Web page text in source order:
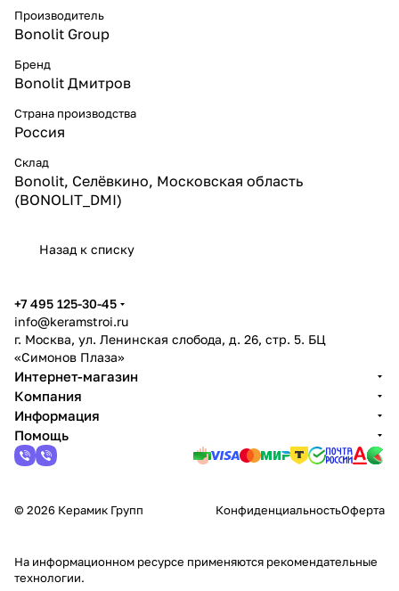
Производитель
Bonolit Group
Бренд
Bonolit Дмитров
Страна производства
Россия
Склад
Bonolit, Селёвкино, Московская область
(BONOLIT_DMI)
Назад к списку
+7 495 125-30-45
info@keramstroi.ru
г. Москва, ул. Ленинская слобода, д. 26, стр. 5. БЦ
«Симонов Плаза»
Интернет-магазин
Компания
Информация
Помощь
© 2026 Керамик Групп КонфиденциальностьОферта
На информационном ресурсе применяются рекомендательные
технологии.